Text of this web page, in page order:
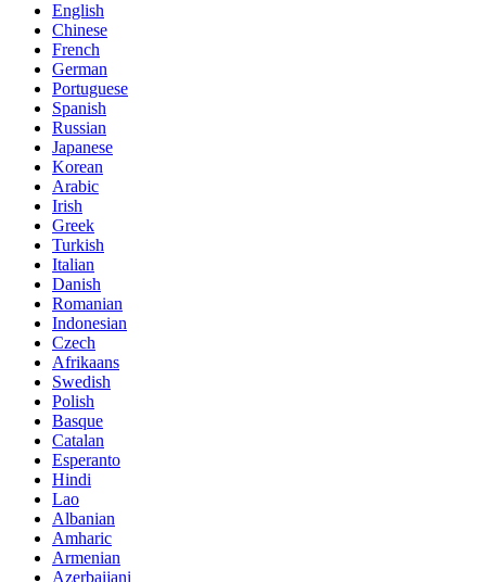
English
Chinese
French
German
Portuguese
Spanish
Russian
Japanese
Korean
Arabic
Irish
Greek
Turkish
Italian
Danish
Romanian
Indonesian
Czech
Afrikaans
Swedish
Polish
Basque
Catalan
Esperanto
Hindi
Lao
Albanian
Amharic
Armenian
Azerbaijani